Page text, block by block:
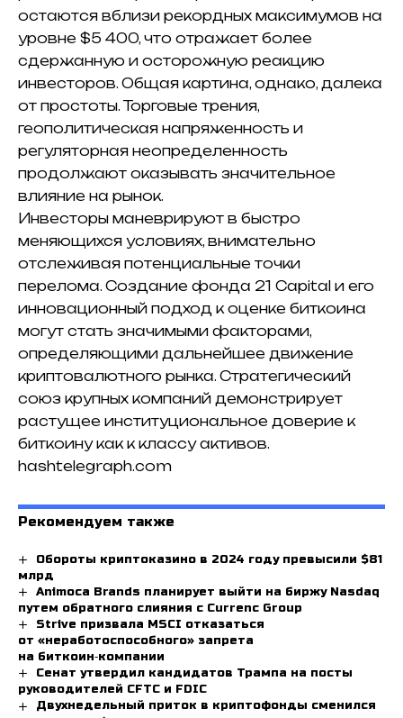
остаются вблизи рекордных максимумов на
уровне $5 400, что отражает более
сдержанную и осторожную реакцию
инвесторов. Общая картина, однако, далека
от простоты. Торговые трения,
геополитическая напряженность и
регуляторная неопределенность
продолжают оказывать значительное
влияние на рынок.
Инвесторы маневрируют в быстро
меняющихся условиях, внимательно
отслеживая потенциальные точки
перелома. Создание фонда 21 Capital и его
инновационный подход к оценке биткоина
могут стать значимыми факторами,
определяющими дальнейшее движение
криптовалютного рынка. Стратегический
союз крупных компаний демонстрирует
растущее институциональное доверие к
биткоину как к классу активов.
hashtelegraph.com
Рекомендуем также
Обороты криптоказино в 2024 году превысили $81
млрд
Animoca Brands планирует выйти на биржу Nasdaq
путем обратного слияния с Currenc Group
Strive призвала MSCI отказаться
от «неработоспособного» запрета
на биткоин‑компании
Сенат утвердил кандидатов Трампа на посты
руководителей CFTC и FDIC
Двухнедельный приток в криптофонды сменился